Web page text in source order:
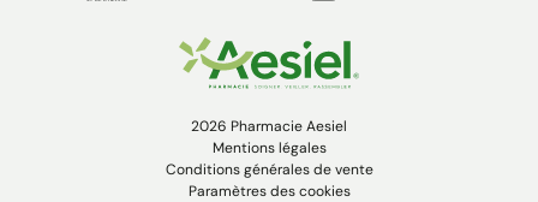
2026 Pharmacie Aesiel
Mentions légales
Conditions générales de vente
Paramètres des cookies